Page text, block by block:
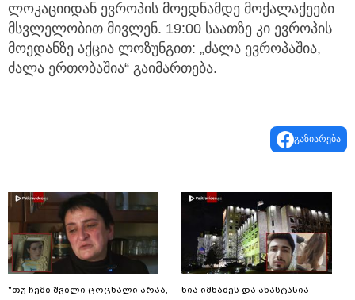
ლოკაციიდან ევროპის მოედნამდე მოქალაქეები
მსვლელობით მივლენ. 19:00 საათზე კი ევროპის
მოედანზე აქცია ლოზუნგით: „ძალა ევროპაშია,
ძალა ერთობაშია“ გაიმართება.
გაზიარება
"თუ ჩემი შვილი ცოცხალი არაა,
ნია იმნაძეს და ანასტასია